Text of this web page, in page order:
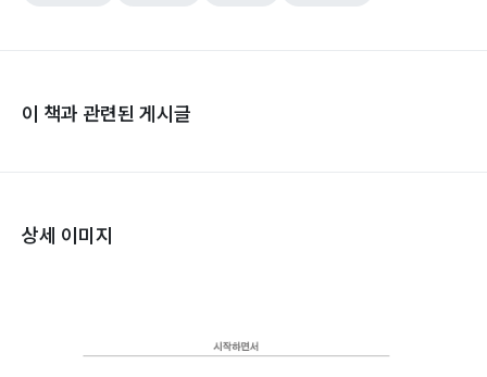
이 책과 관련된 게시글
상세 이미지